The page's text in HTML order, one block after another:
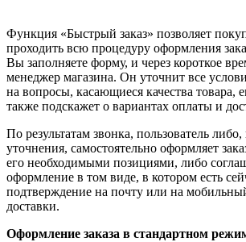
Функция «Быстрый заказ» позволяет
проходить всю процедуру оформления
Вы заполняете форму, и через короткое
менеджер магазина. Он уточнит все
на вопросы, касающиеся качества товара,
также подскажет о вариантах оплаты и
По результатам звонка, пользователь
уточнения, самостоятельно оформляет
его необходимыми позициями, либо
оформление в том виде, в котором есть
подтверждение на почту или на
доставки.
Оформление заказа в стандартном